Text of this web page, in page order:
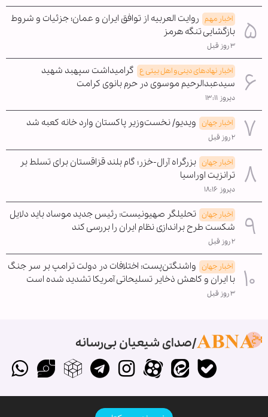
اخبار مهم روایت العربیه از توافق ایران و عمان؛ جزئیات و شروط
بازگشایی تنگه هرمز
۳ روز قبل
اخبار نهادهای دینی و اهل بیتی ع گرامیداشت سپهبد شهید
سیدعبدالرحیم موسوی در حرم بانوی کرامت
دیروز ۱۳:۱۱
اخبار جهان ویدیو/ نخست‌وزیر پاکستان وارد خانه کعبه شد
۲ روز قبل
اخبار جهان بزرگراه آرال-خزر؛ گام بلند قزاقستان برای تسلط بر
ترانزیت اوراسیا
دیروز ۱۸:۱۶
اخبار جهان تحلیلگر صهیونیست: رئیس جدید موساد باید دلایل
شکست طرح براندازی نظام ایران را بررسی کند
۲ روز قبل
اخبار جهان واشنگتن‌پست: اختلافات در دولت ترامپ بر سر جنگ
با ایران و کاهش ذخایر تسلیحاتی آمریکا تشدید شده است
۳ روز قبل
صدای شیعیان بی‌رسانه